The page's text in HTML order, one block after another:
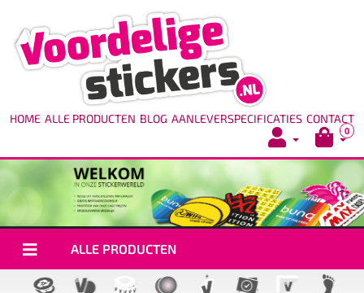
HOME ALLE PRODUCTEN BLOG AANLEVERSPECIFICATIES CONTACT
0
ALLE PRODUCTEN